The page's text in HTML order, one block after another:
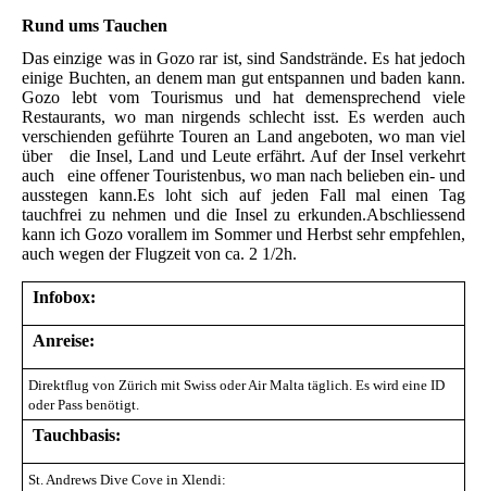
Rund ums Tauchen
Das einzige was in Gozo rar ist, sind Sandstrände. Es hat jedoch
einige Buchten, an denem man gut entspannen und baden kann.
Gozo lebt vom Tourismus und hat demensprechend viele
Restaurants, wo man nirgends schlecht isst. Es werden auch
verschienden geführte Touren an Land angeboten, wo man viel
über die Insel, Land und Leute erfährt. Auf der Insel verkehrt
auch eine offener Touristenbus, wo man nach belieben ein- und
ausstegen kann.Es loht sich auf jeden Fall mal einen Tag
tauchfrei zu nehmen und die Insel zu erkunden.Abschliessend
kann ich Gozo vorallem im Sommer und Herbst sehr empfehlen,
auch wegen der Flugzeit von ca. 2 1/2h.
Infobox:
Anreise:
Direktflug von Zürich mit Swiss oder Air Malta täglich. Es wird eine ID
oder Pass benötigt.
Tauchbasis:
St. Andrews Dive Cove in Xlendi: